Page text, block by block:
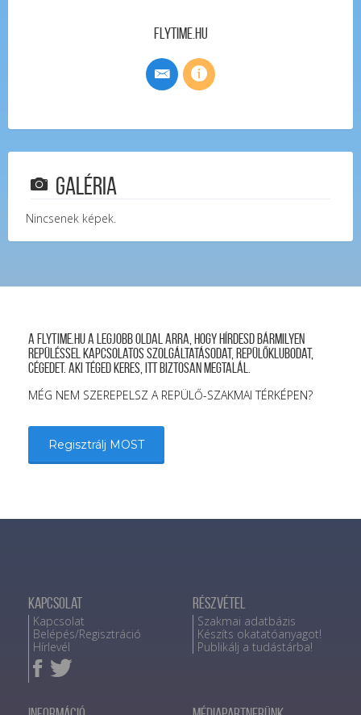
FlyTime.hu
Galéria
Nincsenek képek.
A FLYTIME.HU a legjobb oldal arra, hogy hírdesd bármilyen
repüléssel kapcsolatos szolgáltatásodat, repülőklubodat,
cégedet. Aki téged keres, itt biztosan megtalál.
MÉG NEM SZEREPELSZ A REPÜLŐ-SZAKMAI TÉRKÉPEN?
Regisztrálj MOST
Kapcsolat
Kapcsolat
Belépés/Regisztráció
Hírlevél
Részvétel
Szakmai adatbázis
Készíts okatatóanyagot!
Publikálj a tudástárba!